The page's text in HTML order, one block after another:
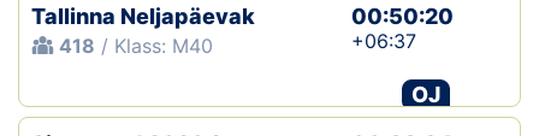
Tallinna Neljapäevak
418 / Klass: M40
00:50:20
+06:37
OJ